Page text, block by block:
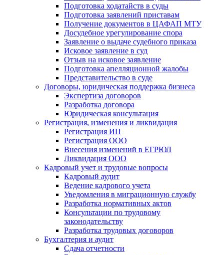
Подготовка ходатайств в суды
Подготовка заявлений приставам
Получение документов в ЦАФАП МТУ
Досудебное урегулирование спора
Заявление о выдаче судебного приказа
Исковое заявление в суд
Отзыв на исковое заявление
Подготовка апелляционной жалобы
Представительство в суде
Договоры, юридическая поддержка бизнеса
Экспертиза договоров
Разработка договора
Юридическая консультация
Регистрация, изменения и ликвидация
Регистрация ИП
Регистрация ООО
Внесения изменений в ЕГРЮЛ
Ликвидация ООО
Кадровый учет и трудовые вопросы
Кадровый аудит
Ведение кадрового учета
Уведомления в миграционную службу
Разработка нормативных актов
Консультации по трудовому
законодательству
Разработка трудовых договоров
Бухгалтерия и аудит
Сдача отчетности